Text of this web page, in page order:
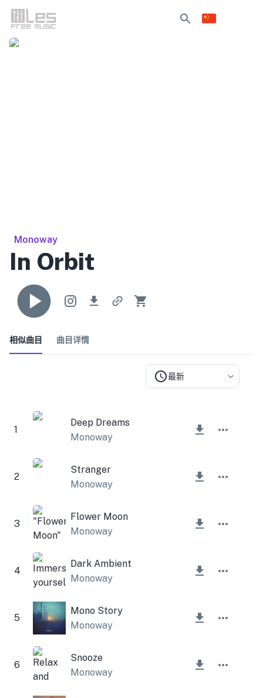
Monoway
In Orbit
相似曲目 曲目详情
最新
1
Deep Dreams
Monoway
2
Stranger
Monoway
3
Flower Moon
Monoway
4
Dark Ambient
Monoway
5
Mono Story
Monoway
6
Snooze
Monoway